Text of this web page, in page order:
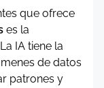
que ofrece
es la
IA tiene la
de datos
patrones y